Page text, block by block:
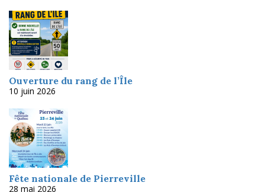
Ouverture du rang de l’Île
10 juin 2026
Fête nationale de Pierreville
28 mai 2026